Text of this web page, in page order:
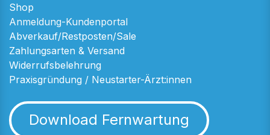
Shop
Anmeldung-Kundenportal
Abverkauf/Restposten/Sale
Zahlungsarten & Versand
Widerrufsbelehrung
Praxisgründung / Neustarter-Ärzt:innen
Download Fernwartung